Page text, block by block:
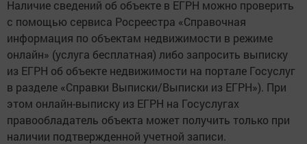
Наличие сведений об объекте в ЕГРН можно проверить
с помощью сервиса Росреестра «Справочная
информация по объектам недвижимости в режиме
онлайн» (услуга бесплатная) либо запросить выписку
из ЕГРН об объекте недвижимости на портале Госуслуг
в разделе «Справки Выписки/Выписки из ЕГРН»). При
этом онлайн-выписку из ЕГРН на Госуслугах
правообладатель объекта может получить только при
наличии подтвержденной учетной записи.